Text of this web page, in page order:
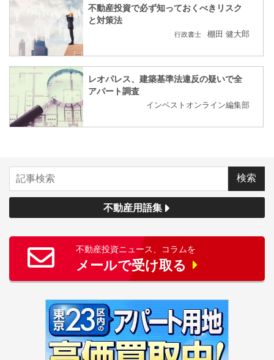
不動産投資で必ず知っておくべきリスク
と対策法
行政書士 棚田 健大郎
レオパレス、建築基準法違反の疑いで全
アパート調査
インベストオンライン編集部
不動産用語集
不動産投資ニュース、コラムを
メールで受け取る